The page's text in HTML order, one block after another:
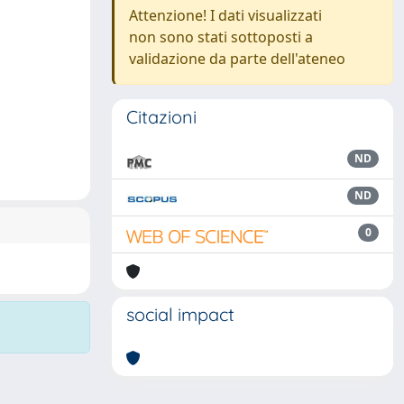
Attenzione! I dati visualizzati
non sono stati sottoposti a
validazione da parte dell'ateneo
Citazioni
ND
ND
0
social impact